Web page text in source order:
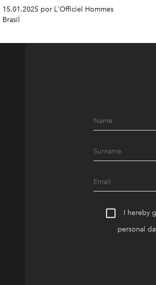
15.01.2025 por L'Officiel Hommes
Brasil
I hereby
personal